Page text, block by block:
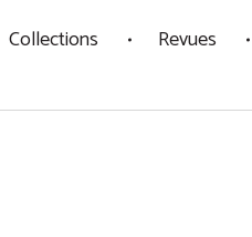
Collections Revues